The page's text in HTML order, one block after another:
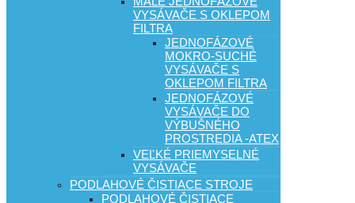
VYSÁVAČE S OKLEPOM
FILTRA
JEDNOFÁZOVÉ
MOKRO-SUCHÉ
VYSÁVAČE S
OKLEPOM FILTRA
JEDNOFÁZOVÉ
VYSÁVAČE DO
VÝBUŠNÉHO
PROSTREDIA -ATEX
VEĽKÉ PRIEMYSELNÉ
VYSÁVAČE
PODLAHOVÉ ČISTIACE STROJE
PODLAHOVÉ ČISTIACE